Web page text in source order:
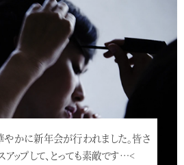
やかに新年会が行われました。皆さ
アップして、とっても素敵です…<